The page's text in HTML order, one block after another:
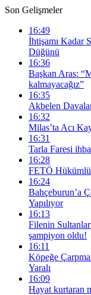
Son Gelişmeler
16:49
İhtişamı Kadar
Düğünü
16:36
Başkan Aras:
kalmayacağız”
16:35
Akbelen
16:32
Milas’ta Acı
16:31
Tarla Faresi
16:28
FETÖ
16:24
Bahçeburun’a
Yapılıyor
16:13
Filenin
şampiyon oldu!
16:11
Köpeğe
Yaralı
16:09
Hayat kurtaran